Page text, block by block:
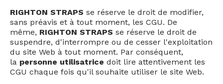
RIGHTON STRAPS se réserve le droit de modifier,
sans préavis et à tout moment, les CGU. De
même, RIGHTON STRAPS se réserve le droit de
suspendre, d'interrompre ou de cesser l'exploitation
du site Web à tout moment. Par conséquent,
la personne utilisatrice doit lire attentivement les
CGU chaque fois qu'il souhaite utiliser le site Web.